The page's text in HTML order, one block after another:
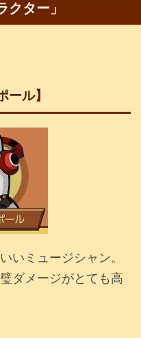
クター」
ール】
いミュージシャン。
ダメージがとても高